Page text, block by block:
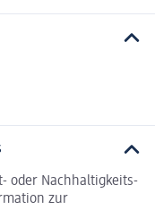
oder Nachhaltigkeits-
zur